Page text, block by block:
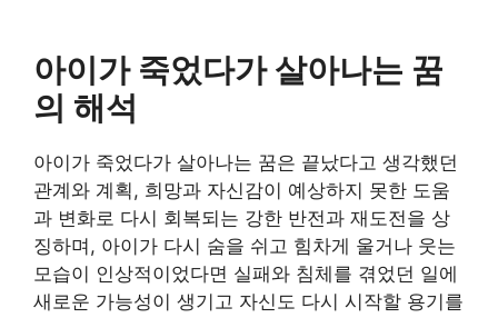
아이가 죽었다가 살아나는 꿈
의 해석
아이가 죽었다가 살아나는 꿈은 끝났다고 생각했던
관계와 계획, 희망과 자신감이 예상하지 못한 도움
과 변화로 다시 회복되는 강한 반전과 재도전을 상
징하며, 아이가 다시 숨을 쉬고 힘차게 울거나 웃는
모습이 인상적이었다면 실패와 침체를 겪었던 일에
새로운 가능성이 생기고 자신도 다시 시작할 용기를